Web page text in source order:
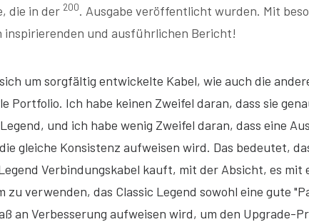
die in der 200. Ausgabe veröffentlicht wurden. Mit
inspirierenden und ausführlichen Bericht!
um sorgfältig entwickelte Kabel, wie auch die
Portfolio. Ich habe keinen Zweifel daran, dass sie
und ich habe wenig Zweifel daran, dass eine
gleiche Konsistenz aufweisen wird. Das bedeutet,
Verbindungskabel kauft, mit der Absicht, es mit
zu verwenden, das Classic Legend sowohl eine gute
an Verbesserung aufweisen wird, um den Upgrade-